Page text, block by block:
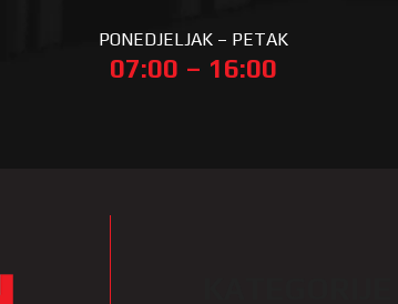
PONEDJELJAK – PETAK
07:00 – 16:00